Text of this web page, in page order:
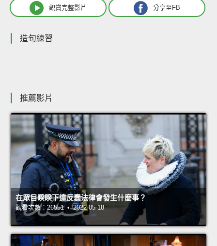
觀賞完整影片 分享至FB
造句練習
推薦影片
在眾目睽睽下違反蠢法律會發生什麼事？
觀看次數：26551 • 2022-05-18